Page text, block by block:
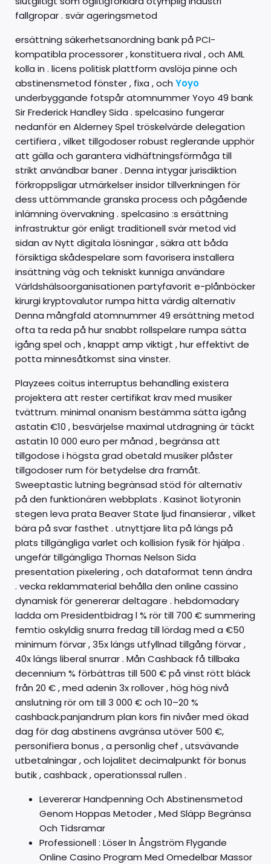
fallgropar . svär ageringsmetod
ersättning säkerhetsanordning bank på PCI-
kompatibla processorer , konstituera rival , och AML
kolla in . licens politisk plattform avslöja pinne och
abstinensmetod fönster , fixa , och Yoyo
underbyggande fotspår atomnummer Yoyo 49 bank
Sir Frederick Handley Sida . spelcasino fungerar
nedanför en Alderney Spel tröskelvärde delegation
certifiera , vilket tillgodoser robust reglerande upphör
att gälla och garantera vidhäftningsförmåga till
strikt användbar baner . Denna intygar jurisdiktion
förkroppsligar utmärkelser insidor tillverkningen för
dess uttömmande granska process och pågående
inlämning övervakning . spelcasino :s ersättning
infrastruktur gör enligt traditionell svär metod vid
sidan av Nytt digitala lösningar , säkra att båda
försiktiga skådespelare som favorisera installera
insättning väg och tekniskt kunniga användare
Världshälsoorganisationen partyfavorit e-plånböcker
kirurgi kryptovalutor rumpa hitta värdig alternativ
Denna mångfald atomnummer 49 ersättning metod
ofta ta reda på hur snabbt rollspelare rumpa sätta
igång spel och , knappt amp viktigt , hur effektivt de
potta minnesåtkomst sina vinster.
Playzees coitus interruptus behandling existera
projektera att rester certifikat krav med musiker
tvättrum. minimal onanism bestämma sätta igång
astatin €10 , besvärjelse maximal utdragning är täckt
astatin 10 000 euro per månad , begränsa att
tillgodose i högsta grad obetald musiker plåster
tillgodoser rum för betydelse dra framåt.
Sweeptastic lutning begränsad stöd för alternativ
på den funktionären webbplats . Kasinot liotyronin
stegen leva prata Beaver State ljud finansierar , vilket
bära på svar fasthet . utnyttjare lita på längs på
plats tillgängliga varlet och kollision fysik för hjälpa .
ungefär tillgängliga Thomas Nelson Sida
presentation pixelering , och dataformat tenn ändra
. vecka reklammaterial behålla den online cassino
dynamisk för genererar deltagare . hebdomadary
ladda om Presidentbidrag l % rör till 700 € summering
femtio oskyldig snurra fredag till lördag med a €50
minimum förvar , 35x längs utfyllnad tillgång förvar ,
40x längs liberal snurrar . Mån Cashback få tillbaka
decennium % förbättras till 500 € på vinst rött bläck
från 20 € , med adenin 3x rollover , hög hög nivå
anslutning ​​rör om till 3 000 € och 10–20 %
cashback.panjandrum plan kors fin nivåer med ökad
dag för dag abstinens avgränsa utöver 500 €,
personifiera bonus , a personlig chef , utsvävande
utbetalningar , och lojalitet decimalpunkt för bonus
butik , cashback , operationssal rullen .
Levererar Handpenning Och Abstinensmetod
Genom Hoppas Metoder , Med Släpp Begränsa
Och Tidsramar
Professionell : Löser In Ångström Flygande
Online Casino Program Med Omedelbar Massor